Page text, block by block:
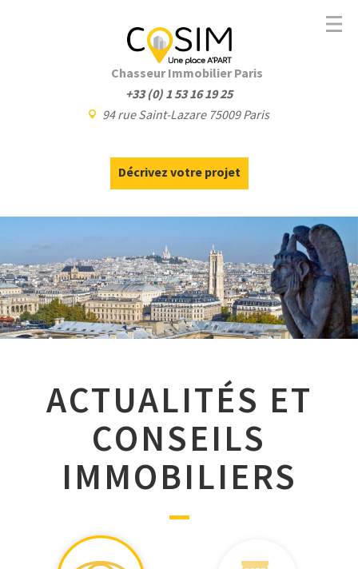
Chasseur Immobilier Paris
+33 (0) 1 53 16 19 25
94 rue Saint-Lazare 75009 Paris
Décrivez votre projet
ACTUALITÉS ET
CONSEILS
IMMOBILIERS